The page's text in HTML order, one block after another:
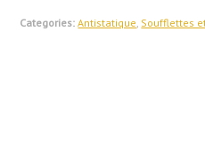
Categories: Antistatique, Soufflettes